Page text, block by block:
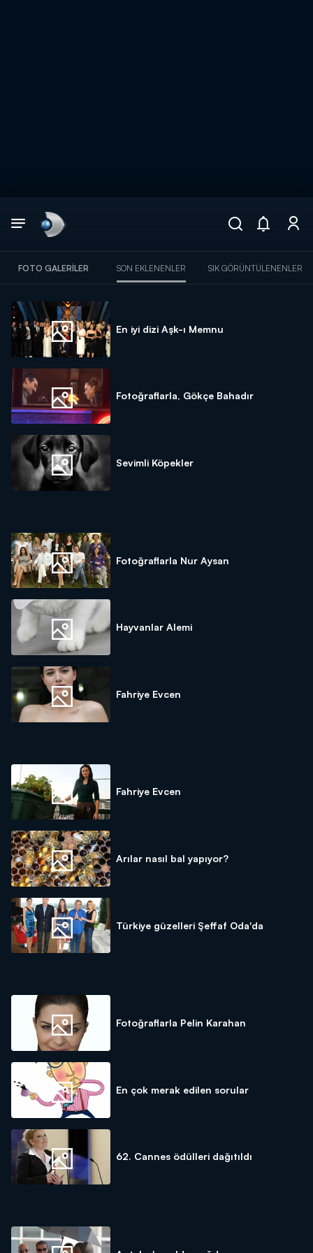
DİĞER SONUÇLAR
FOTO GALERILER SON EKLENENLER SIK GÖRÜNTÜLENENLER
En iyi dizi Aşk-ı Memnu
Fotoğraflarla, Gökçe Bahadır
Sevimli Köpekler
Fotoğraflarla Nur Aysan
Hayvanlar Alemi
Fahriye Evcen
Fahriye Evcen
Arılar nasıl bal yapıyor?
Türkiye güzelleri Şeffaf Oda'da
Fotoğraflarla Pelin Karahan
En çok merak edilen sorular
62. Cannes ödülleri dağıtıldı